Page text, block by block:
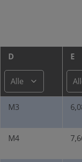
D E
M3
M4